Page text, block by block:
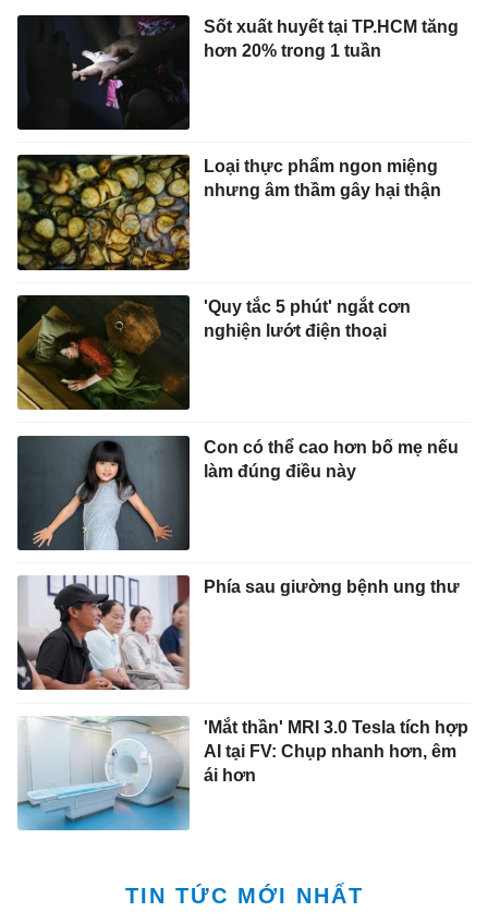
Sốt xuất huyết tại TP.HCM tăng
hơn 20% trong 1 tuần
Loại thực phẩm ngon miệng
nhưng âm thầm gây hại thận
'Quy tắc 5 phút' ngắt cơn
nghiện lướt điện thoại
Con có thể cao hơn bố mẹ nếu
làm đúng điều này
Phía sau giường bệnh ung thư
'Mắt thần' MRI 3.0 Tesla tích hợp
AI tại FV: Chụp nhanh hơn, êm
ái hơn
TIN TỨC MỚI NHẤT